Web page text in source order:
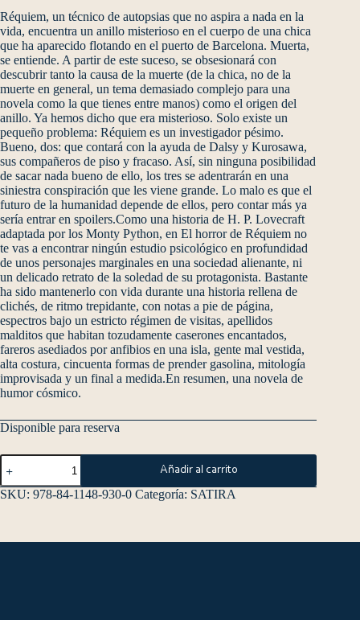
Réquiem, un técnico de autopsias que no aspira a nada en la
vida, encuentra un anillo misterioso en el cuerpo de una chica
que ha aparecido flotando en el puerto de Barcelona. Muerta,
se entiende. A partir de este suceso, se obsesionará con
descubrir tanto la causa de la muerte (de la chica, no de la
muerte en general, un tema demasiado complejo para una
novela como la que tienes entre manos) como el origen del
anillo. Ya hemos dicho que era misterioso. Solo existe un
pequeño problema: Réquiem es un investigador pésimo.
Bueno, dos: que contará con la ayuda de Dalsy y Kurosawa,
sus compañeros de piso y fracaso. Así, sin ninguna posibilidad
de sacar nada bueno de ello, los tres se adentrarán en una
siniestra conspiración que les viene grande. Lo malo es que el
futuro de la humanidad depende de ellos, pero contar más ya
sería entrar en spoilers.Como una historia de H. P. Lovecraft
adaptada por los Monty Python, en El horror de Réquiem no
te vas a encontrar ningún estudio psicológico en profundidad
de unos personajes marginales en una sociedad alienante, ni
un delicado retrato de la soledad de su protagonista. Bastante
ha sido mantenerlo con vida durante una historia rellena de
clichés, de ritmo trepidante, con notas a pie de página,
espectros bajo un estricto régimen de visitas, apellidos
malditos que habitan tozudamente caserones encantados,
fareros asediados por anfibios en una isla, gente mal vestida,
alta costura, cincuenta formas de prender gasolina, mitología
improvisada y un final a medida.En resumen, una novela de
humor cósmico.
Disponible para reserva
Añadir al carrito
SKU: 978-84-1148-930-0 Categoría: SATIRA